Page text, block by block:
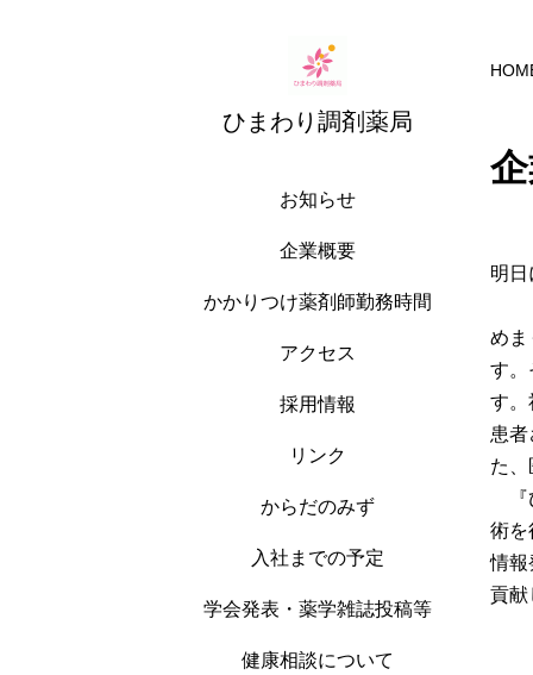
ひまわり調剤薬局
お知らせ
企業概要
かかりつけ薬剤師勤務時間
アクセス
採用情報
リンク
からだのみず
入社までの予定
学会発表・薬学雑誌投稿等
健康相談について
明
めま
す。
す。
患
た
『
術を
情報
貢献